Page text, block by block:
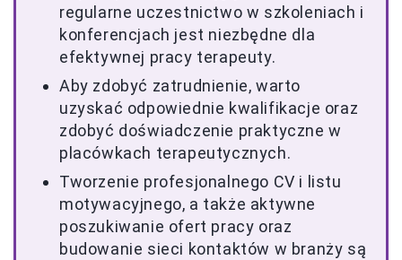
regularne uczestnictwo w szkoleniach i
konferencjach jest niezbędne dla
efektywnej pracy terapeuty.
Aby zdobyć zatrudnienie, warto
uzyskać odpowiednie kwalifikacje oraz
zdobyć doświadczenie praktyczne w
placówkach terapeutycznych.
Tworzenie profesjonalnego CV i listu
motywacyjnego, a także aktywne
poszukiwanie ofert pracy oraz
budowanie sieci kontaktów w branży są